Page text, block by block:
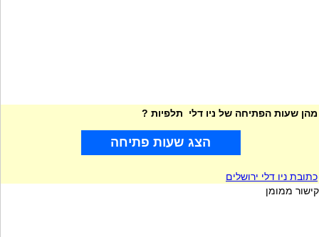
מהן שעות הפתיחה של ניו דלי תלפיות ?
הצג שעות פתיחה
כתובת ניו דלי ירושלים
קישור ממומן